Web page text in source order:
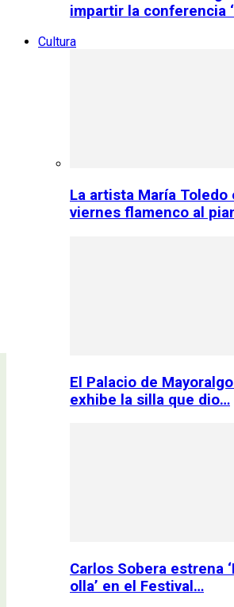
impartir la conferencia
Cultura
La artista María
viernes flamenco al
El Palacio de
exhibe la silla que dio…
Carlos Sobera estrena
olla’ en el Festival…